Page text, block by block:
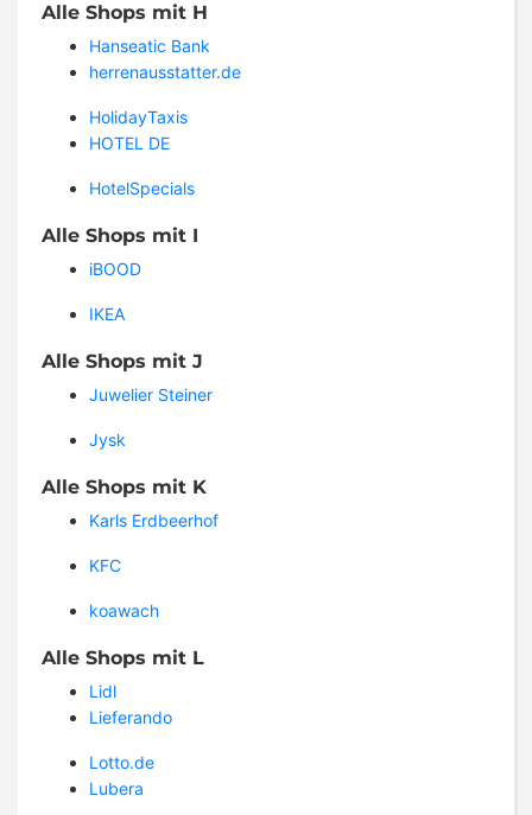
Alle Shops mit H
Hanseatic Bank
herrenausstatter.de
HolidayTaxis
HOTEL DE
HotelSpecials
Alle Shops mit I
iBOOD
IKEA
Alle Shops mit J
Juwelier Steiner
Jysk
Alle Shops mit K
Karls Erdbeerhof
KFC
koawach
Alle Shops mit L
Lidl
Lieferando
Lotto.de
Lubera